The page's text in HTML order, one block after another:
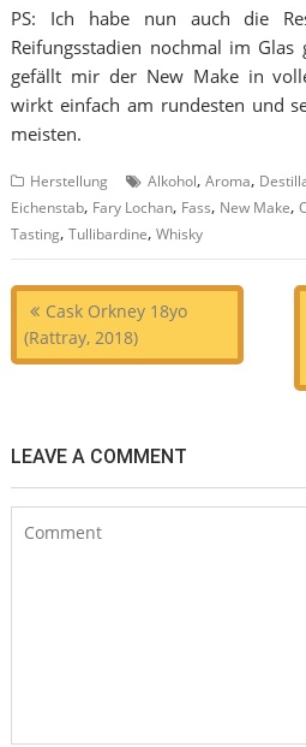
PS: Ich habe nun auch die
Reifungsstadien nochmal im
gefällt mir der New Make in
wirkt einfach am rundesten und
meisten.
Herstellung Alkohol,Aroma,
Eichenstab, Fary Lochan, Fass, New Make,
Tasting,Tullibardine,Whisky
Beitragsnavigation
Cask Orkney 18yo
(Rattray, 2018)
LEAVE A COMMENT